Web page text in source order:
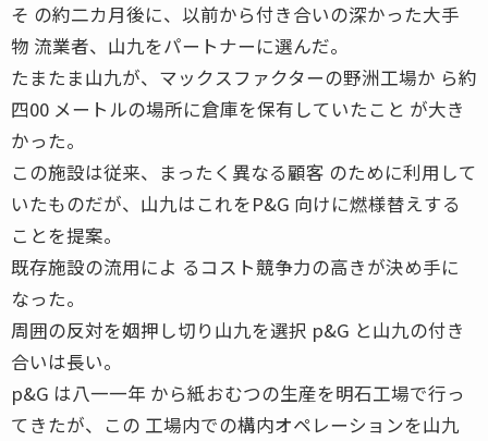
そ の約二カ月後に、以前から付き合いの深かった大手
物 流業者、山九をパートナーに選んだ。
たまたま山九が、マックスファクターの野洲工場か ら約
四00 メートルの場所に倉庫を保有していたこと が大き
かった。
この施設は従来、まったく異なる顧客 のために利用して
いたものだが、山九はこれをP&G 向けに燃様替えする
ことを提案。
既存施設の流用によ るコスト競争力の高きが決め手に
なった。
周囲の反対を姻押し切り山九を選択 p&G と山九の付き
合いは長い。
p&G は八一一年 から紙おむつの生産を明石工場で行っ
てきたが、この 工場内での構内オペレーションを山九